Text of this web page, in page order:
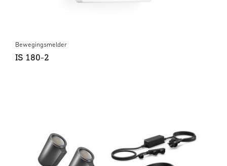
Bewegingsmelder
IS 180-2